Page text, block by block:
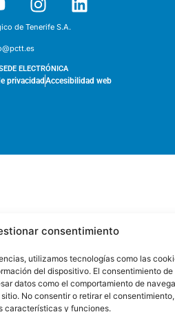
consentimiento
utilizamos tecnologías como las
del dispositivo. El consentimiento de
datos como el comportamiento de
No consentir o retirar el
características y funciones.
de Tenerife S.A.
ELECTRÓNICA
privacidad Accesibilidad web